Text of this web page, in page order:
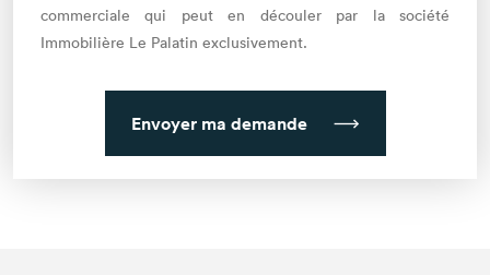
commerciale qui peut en découler par la société
Immobilière Le Palatin exclusivement.
Envoyer ma demande